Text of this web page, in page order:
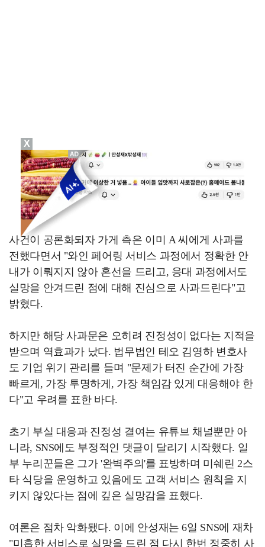
사건이 공론화되자 가게 측은 이미 A 씨에게 사과를
전했다면서 "와인 페어링 서비스 과정에서 정확한 안
내가 이뤄지지 않아 혼선을 드리고, 응대 과정에서도
실망을 안겨드린 점에 대해 진심으로 사과드린다"고
밝혔다.
하지만 해당 사과문은 오히려 진정성이 없다는 지적을
받으며 역효과가 났다. 법무법인 테오 김영하 변호사
도 기업 위기 관리를 들며 "문제가 터진 순간에 가장
빠르게, 가장 투명하게, 가장 책임감 있게 대응해야 한
다"고 우려를 표한 바다.
초기 부실 대응과 진정성 결여는 유튜브 채널뿐만 아
니라, SNS에도 부정적인 댓글이 달리기 시작했다. 일
부 누리꾼들은 그가 '완벽주의'를 표방하며 미쉐린 2스
타 식당을 운영하고 있음에도 고객 서비스 원칙을 지
키지 않았다는 점에 깊은 실망감을 표했다.
여론은 점차 악화됐다. 이에 안성재는 6일 SNS에 재차
"미흡한 서비스로 실망을 드린 점 다시 한번 정중히 사
X